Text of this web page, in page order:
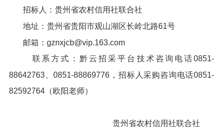
招标人：贵州省农村信用社联合社
地址：贵州省贵阳市观山湖区长岭北路61号
邮箱：gznxjcb@vip.163.com
联系方式：黔云招采平台技术咨询电话0851-
88642763、0851-88869776，招标人采购咨询电话0851-
82592764（欧阳老师）
贵州省农村信用社联合社